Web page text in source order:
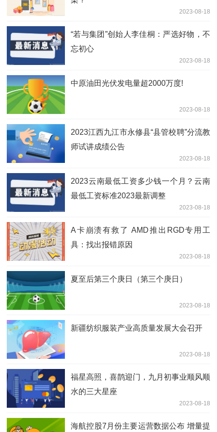
2023-08-18
“若与集团”创始人李佳桐：严选好物，不
忘初心
2023-08-18
中原油田光伏发电量超2000万度!
2023-08-18
2023江西九江市永修县“县管校聘”分流教
师试讲成绩公告
2023-08-18
2023云南最低工资多少钱一个月？云南
最低工资标准2023最新调整
2023-08-18
A卡崩溃有救了 AMD推出RGD专用工
具：找出报错原因
2023-08-18
夏至后第三个庚日（第三个庚日）
2023-08-18
新疆纺织服装产业高质量发展大会召开
2023-08-18
福星高照，喜鹊迎门，九月初事业顺风顺
水的三大星座
2023-08-18
海航控股7月份主要运营数据公布 增量提